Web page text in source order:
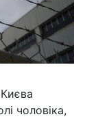
чоловіка,